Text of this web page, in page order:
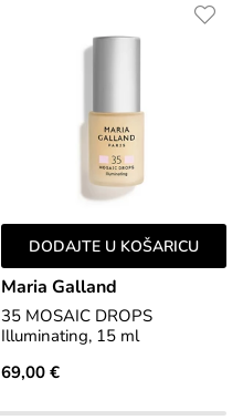
DODAJTE U KOŠARICU
Maria Galland
35 MOSAIC DROPS
Illuminating, 15 ml
69,00 €